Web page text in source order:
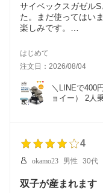
サイベックスガゼル
た。まだ使ってはい
楽しみです。
上4歳、2歳ですが2
す。
ひとまず1人用として
す
少し残念なのが前後
が狭くて足を下ろし
はじめて
注文日：2026/08/04
＼LINEで400
ョイー） 2人
4
okamo23 男性 30代
双子が産まれます